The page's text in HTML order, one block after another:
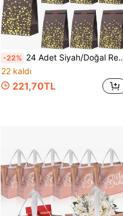
-22% 24 Adet Siyah/Doğal Renk Altın Varaklı Kalp Desenli Hediye Kağıt Çantası, Yuvarlak Mühür Etiketleri Dahil, Hediye Paketleme Çantası, Düğün Misafir Hediyelikleri, Doğum Günü Hediye Çantası, Çeşitli Partiler, Hediye Verme, Düğünler, Gelin Hamamı, Doğum Günü Kutlamaları ve Diğer Özel Günler İçin, Hediye Paketleme Amaçlı
22 kaldı
221,70TL